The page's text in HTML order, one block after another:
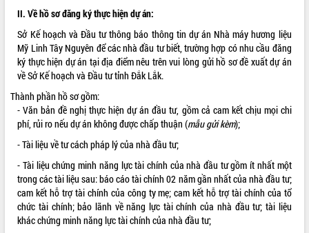
Lễ truy tặng danh hiệu “Bà Mẹ Việt
Nam Anh hùng” và trao Huân chương
Lao động
UBND tỉnh Đắk Lắk triển khai nhiệm
vụ 6 tháng cuối năm 2026
Kỳ họp thứ Hai, Hội đồng nhân dân
tỉnh khóa XI quyết nghị nhiều nội dung
quan trọng
Bí thư Tỉnh ủy Lương Nguyễn Minh
Triết thăm, tặng quà người có công với
Rà soát, hoàn thiện hệ thống thiết chế
văn hóa, thể thao đáp ứng yêu cầu
phát triển mới
Thường trực HĐND tỉnh Đắk Lắk gặp
ALBUM ẢNH
LIÊN KẾT WEB
II. Về hồ sơ đăng ký thực hiện dự án:
Sở Kế hoạch và Đầu tư thông báo thông tin dự án Nhà máy hương liệu
Mỹ Linh Tây Nguyên để các nhà đầu tư biết, trường hợp có nhu cầu đăng
ký thực hiện dự án tại địa điểm nêu trên vui lòng gửi hồ sơ đề xuất dự án
về Sở Kế hoạch và Đầu tư tỉnh Đắk Lắk.
Thành phần hồ sơ gồm:
- Văn bản đề nghị thực hiện dự án đầu tư, gồm cả cam kết chịu mọi chi
phí, rủi ro nếu dự án không được chấp thuận (mẫu gửi kèm);
- Tài liệu về tư cách pháp lý của nhà đầu tư;
- Tài liệu chứng minh năng lực tài chính của nhà đầu tư gồm ít nhất một
trong các tài liệu sau: báo cáo tài chính 02 năm gần nhất của nhà đầu tư;
cam kết hỗ trợ tài chính của công ty mẹ; cam kết hỗ trợ tài chính của tổ
chức tài chính; bảo lãnh về năng lực tài chính của nhà đầu tư; tài liệu
khác chứng minh năng lực tài chính của nhà đầu tư;